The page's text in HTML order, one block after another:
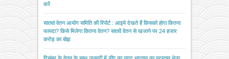
करें
सातवां वेतन आयोग समिति की रिपोर्ट : आइये देखते हैं किसको होगा कितना
फायदा? किसे मिलेगा कितना वेतन? सातवें वेतन से खजाने पर 24 हजार
करोड़ का बोझ